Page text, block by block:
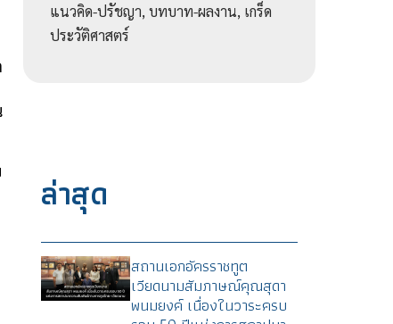
แนวคิด-ปรัชญา, บทบาท-ผลงาน, เกร็ด
ประวัติศาสตร์
ล่าสุด
สถานเอกอัครราชทูต
เวียดนามสัมภาษณ์คุณสุดา
พนมยงค์ เนื่องในวาระครบ